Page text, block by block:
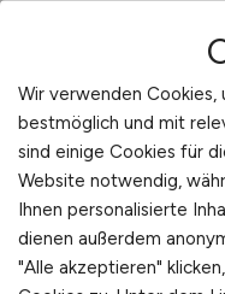
Wir verwenden Cookies,
bestmöglich und mit
sind einige Cookies für
Website notwendig,
Ihnen personalisierte
dienen außerdem
"Alle akzeptieren"